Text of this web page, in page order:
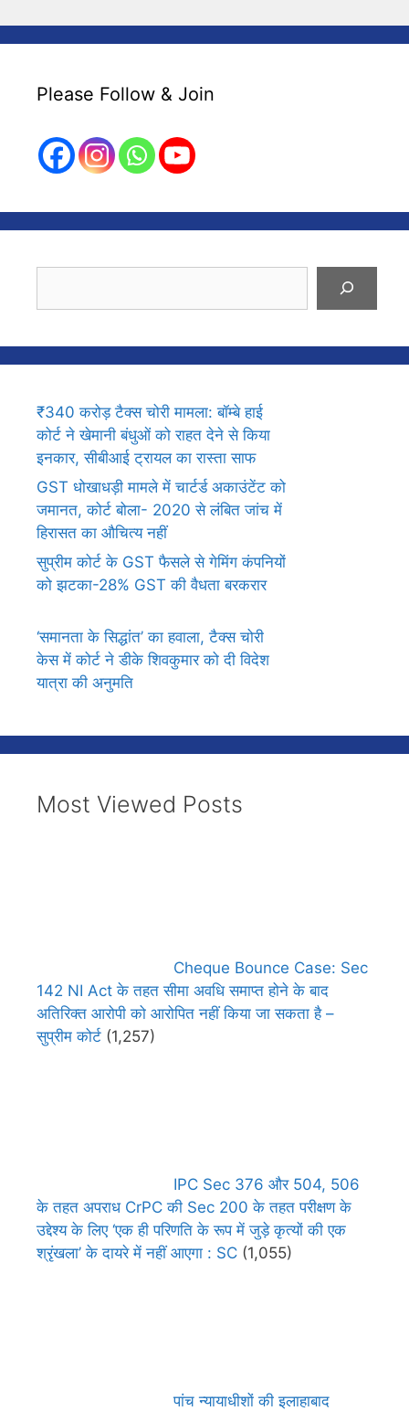
Please Follow & Join
₹340 करोड़ टैक्स चोरी मामला: बॉम्बे हाई
कोर्ट ने खेमानी बंधुओं को राहत देने से किया
इनकार, सीबीआई ट्रायल का रास्ता साफ
GST धोखाधड़ी मामले में चार्टर्ड अकाउंटेंट को
जमानत, कोर्ट बोला- 2020 से लंबित जांच में
हिरासत का औचित्य नहीं
सुप्रीम कोर्ट के GST फैसले से गेमिंग कंपनियों
को झटका-28% GST की वैधता बरकरार
‘समानता के सिद्धांत’ का हवाला, टैक्स चोरी
केस में कोर्ट ने डीके शिवकुमार को दी विदेश
यात्रा की अनुमति
Most Viewed Posts
Cheque Bounce Case: Sec
142 NI Act के तहत सीमा अवधि समाप्त होने के बाद
अतिरिक्त आरोपी को आरोपित नहीं किया जा सकता है –
सुप्रीम कोर्ट (1,257)
IPC Sec 376 और 504, 506
के तहत अपराध CrPC की Sec 200 के तहत परीक्षण के
उद्देश्य के लिए ‘एक ही परिणति के रूप में जुड़े कृत्यों की एक
श्रृंखला’ के दायरे में नहीं आएगा : SC (1,055)
पांच न्यायाधीशों की इलाहाबाद